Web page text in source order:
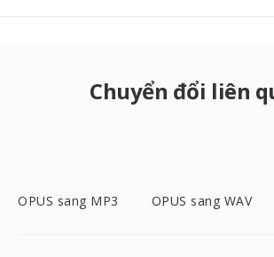
Chuyển đổi liên
OPUS sang MP3 OPUS sang WAV